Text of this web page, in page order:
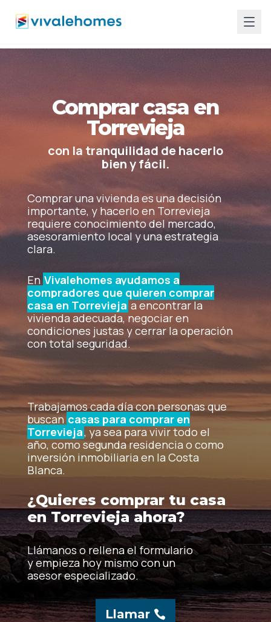
Comprar casa en
Torrevieja
con la tranquilidad de hacerlo
bien y fácil.
Comprar una vivienda es una decisión
importante, y hacerlo en Torrevieja
requiere conocimiento del mercado,
asesoramiento local y una estrategia
clara.
EnVivalehomes ayudamos a
compradores que quieren comprar
casa en Torrevieja a encontrar la
vivienda adecuada, negociar en
condiciones justas y cerrar la operación
con total seguridad.
Trabajamos cada día con personas que
buscan casas para comprar en
Torrevieja, ya sea para vivir todo el
año, como segunda residencia o como
inversión inmobiliaria en la Costa
Blanca.
¿Quieres comprar tu casa
en Torrevieja ahora?
Llámanos o rellena el formulario
y empieza hoy mismo con un
asesor especializado.
Llamar